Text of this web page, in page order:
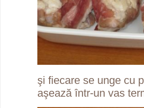
şi fiecare se unge cu
aşează într-un vas